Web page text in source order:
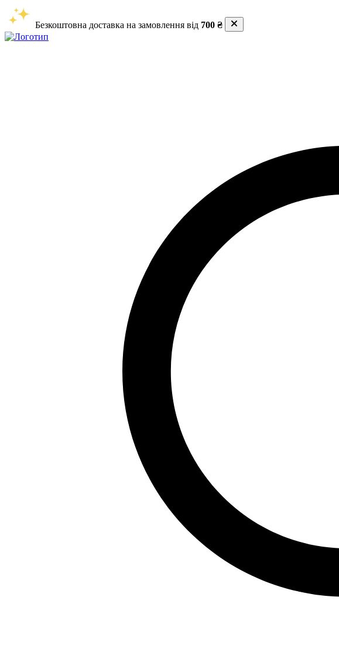
Безкоштовна доставка на замовлення від 700 ₴